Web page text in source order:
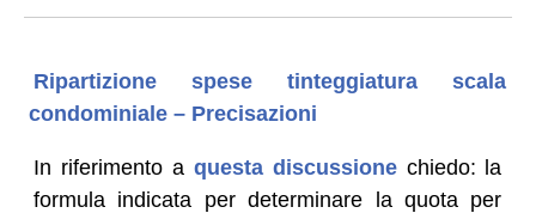
Ripartizione spese tinteggiatura scala
condominiale – Precisazioni
In riferimento a questa discussionechiedo: la
formula indicata per determinare la quota per